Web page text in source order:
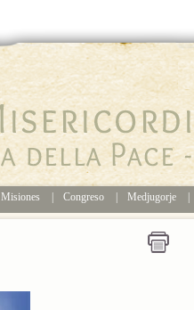
Misiones Congreso Medjugorje